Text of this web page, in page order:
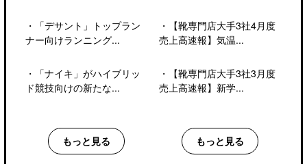
・
「デサント」トップラン
ナー向けランニング...
・
「ナイキ」がハイブリッ
ド競技向けの新たな...
もっと見る
・
【靴専門店大手3社4月度
売上高速報】気温...
・
【靴専門店大手3社3月度
売上高速報】新学...
もっと見る